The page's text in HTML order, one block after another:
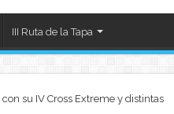
III Ruta de la Tapa
su IV Cross Extreme y distintas